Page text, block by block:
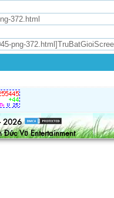
2026
Đức Vũ Entertainment